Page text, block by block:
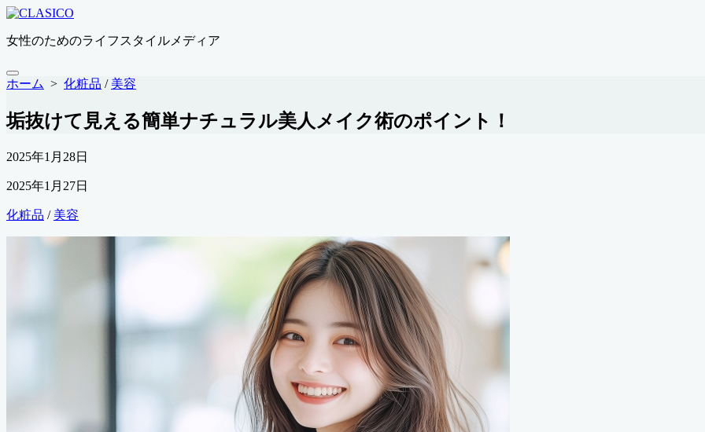
コ
テ
ツ
ス
キ
プ
女性のためのライフスタイルメディア
メ
ニ
ー
ホーム > 化粧品 / 美容
垢抜けて見える簡単ナチュラル美人メイク術のポイント！
公
日
2025年1月28日
最
更
新
2025年1月27日
カ
化粧品 / 美容